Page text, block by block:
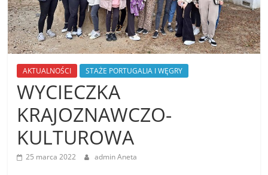
AKTUALNOŚCI STAŻE PORTUGALIA I WĘGRY
WYCIECZKA
KRAJOZNAWCZO-
KULTUROWA
25 marca 2022 admin Aneta